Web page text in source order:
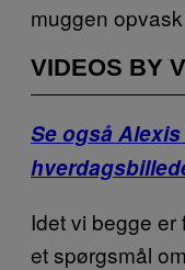
muggen
VIDEOS BY
Se også
Idet vi begge
et spørgsmål